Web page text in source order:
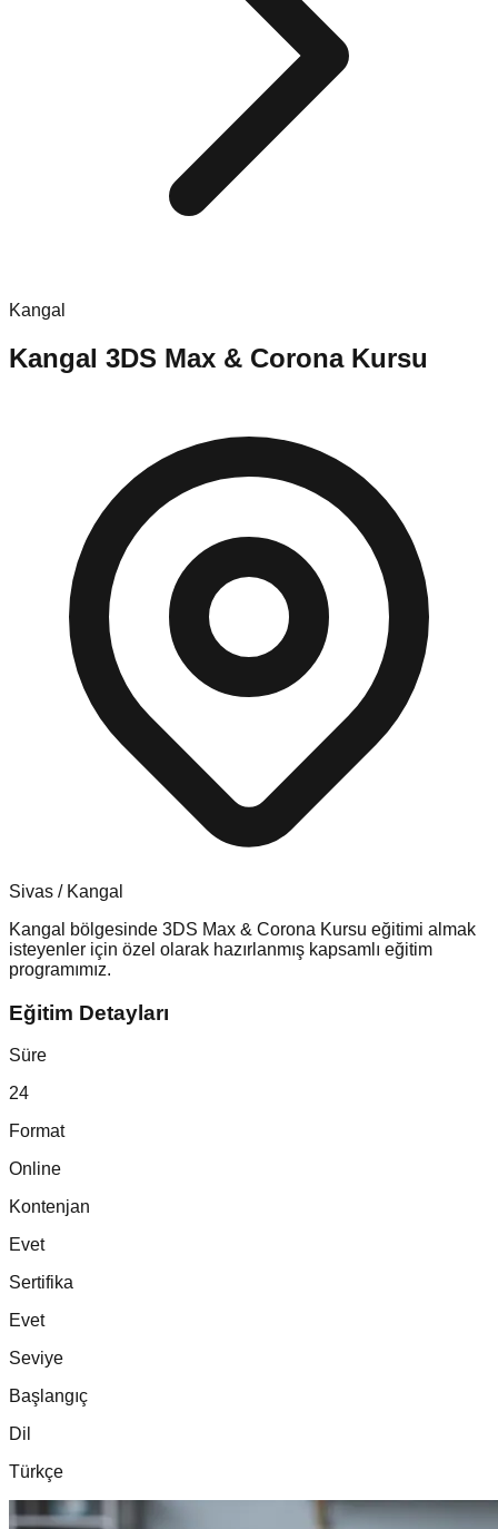
Kangal
Kangal 3DS Max & Corona Kursu
Sivas / Kangal
Kangal
bölgesinde 3DS Max & Corona Kursu eğitimi almak
isteyenler için özel olarak hazırlanmış kapsamlı eğitim
programımız.
Eğitim Detayları
Süre
24
Format
Online
Kontenjan
Evet
Sertifika
Evet
Seviye
Başlangıç
Dil
Türkçe